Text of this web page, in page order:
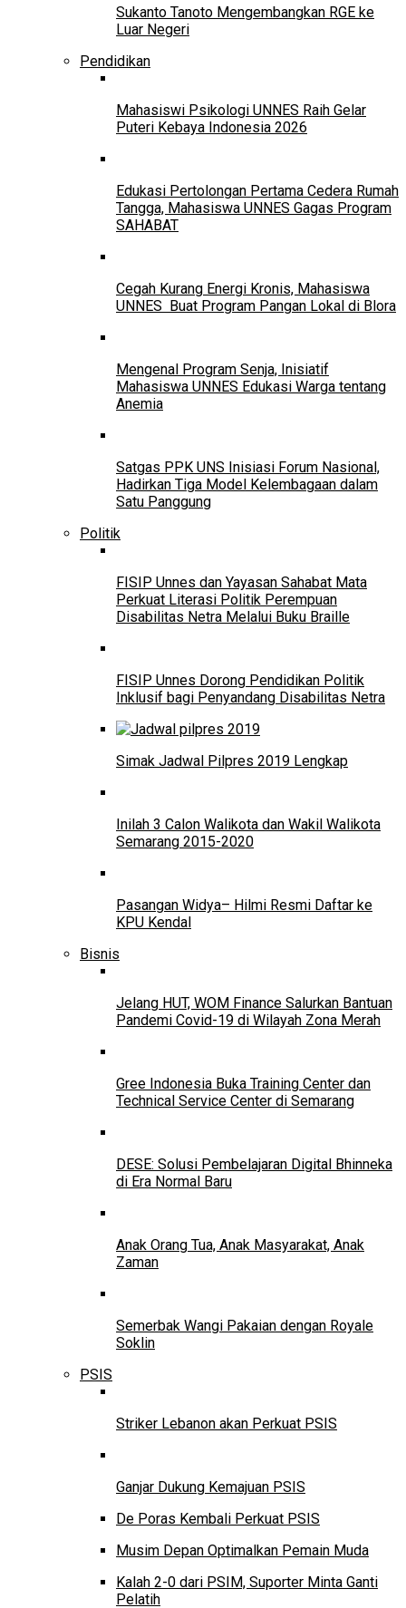
Sukanto Tanoto Mengembangkan RGE ke
Luar Negeri
Pendidikan
Mahasiswi Psikologi UNNES Raih Gelar
Puteri Kebaya Indonesia 2026
Edukasi Pertolongan Pertama Cedera Rumah
Tangga, Mahasiswa UNNES Gagas Program
SAHABAT
Cegah Kurang Energi Kronis, Mahasiswa
UNNES Buat Program Pangan Lokal di Blora
Mengenal Program Senja, Inisiatif
Mahasiswa UNNES Edukasi Warga tentang
Anemia
Satgas PPK UNS Inisiasi Forum Nasional,
Hadirkan Tiga Model Kelembagaan dalam
Satu Panggung
Politik
FISIP Unnes dan Yayasan Sahabat Mata
Perkuat Literasi Politik Perempuan
Disabilitas Netra Melalui Buku Braille
FISIP Unnes Dorong Pendidikan Politik
Inklusif bagi Penyandang Disabilitas Netra
Simak Jadwal Pilpres 2019 Lengkap
Inilah 3 Calon Walikota dan Wakil Walikota
Semarang 2015-2020
Pasangan Widya– Hilmi Resmi Daftar ke
KPU Kendal
Bisnis
Jelang HUT, WOM Finance Salurkan Bantuan
Pandemi Covid-19 di Wilayah Zona Merah
Gree Indonesia Buka Training Center dan
Technical Service Center di Semarang
DESE: Solusi Pembelajaran Digital Bhinneka
di Era Normal Baru
Anak Orang Tua, Anak Masyarakat, Anak
Zaman
Semerbak Wangi Pakaian dengan Royale
Soklin
PSIS
Striker Lebanon akan Perkuat PSIS
Ganjar Dukung Kemajuan PSIS
De Poras Kembali Perkuat PSIS
Musim Depan Optimalkan Pemain Muda
Kalah 2-0 dari PSIM, Suporter Minta Ganti
Pelatih